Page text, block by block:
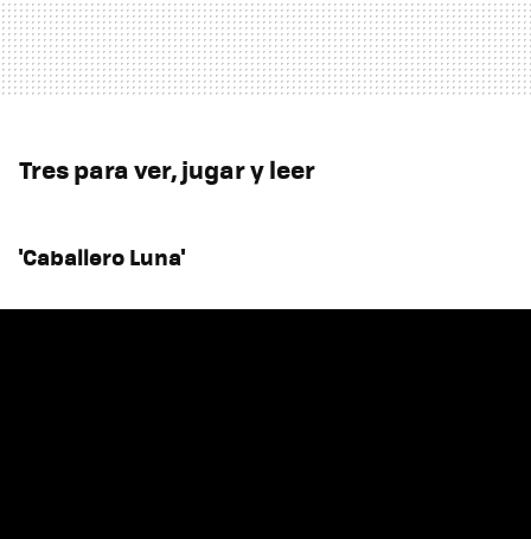
Tres para ver, jugar y leer
'Caballero Luna'